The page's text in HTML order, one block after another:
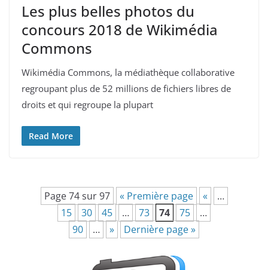
Les plus belles photos du
concours 2018 de Wikimédia
Commons
Wikimédia Commons, la médiathèque collaborative
regroupant plus de 52 millions de fichiers libres de
droits et qui regroupe la plupart
Read More
Page 74 sur 97 « Première page «
…
15
30 45 … 73 74 75
…
90
… » Dernière page »